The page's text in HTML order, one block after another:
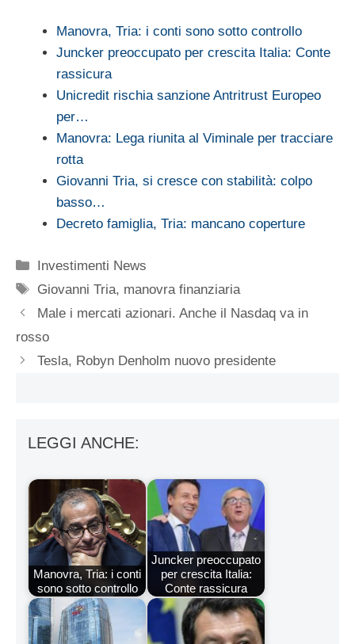
Manovra, Tria: i conti sono sotto controllo
Juncker preoccupato per crescita Italia: Conte
rassicura
Unicredit rischia sanzione Antritrust Europeo
per…
Manovra: Lega riunita al Viminale per tracciare
rotta
Giovanni Tria, si cresce con stabilità: colpo
basso…
Decreto famiglia, Tria: mancano coperture
Categorie
Investimenti News
Tag
Giovanni Tria, manovra finanziaria
Male i mercati azionari. Anche il Nasdaq va in
rosso
Tesla, Robyn Denholm nuovo presidente
LEGGI ANCHE:
Manovra, Tria: i conti
sono sotto controllo
Juncker preoccupato
per crescita Italia:
Conte rassicura